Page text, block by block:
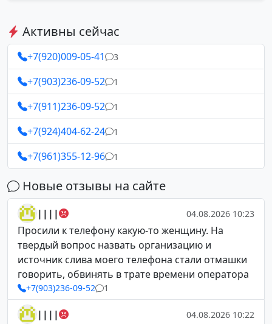
Активны сейчас
+7(920)009-05-41 3
+7(903)236-09-52 1
+7(911)236-09-52 1
+7(924)404-62-24 1
+7(961)355-12-96 1
Новые отзывы на сайте
|||| 04.08.2026 10:23
Просили к телефону какую-то женщину. На
твердый вопрос назвать организацию и
источник слива моего телефона стали отмашки
говорить, обвинять в трате времени оператора
+7(903)236-09-52 1
|||| 04.08.2026 10:22